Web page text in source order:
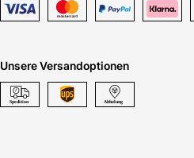
Unsere Versandoptionen